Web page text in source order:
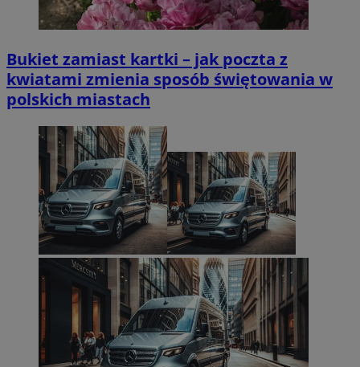
Bukiet zamiast kartki – jak poczta z
kwiatami zmienia sposób świętowania w
polskich miastach